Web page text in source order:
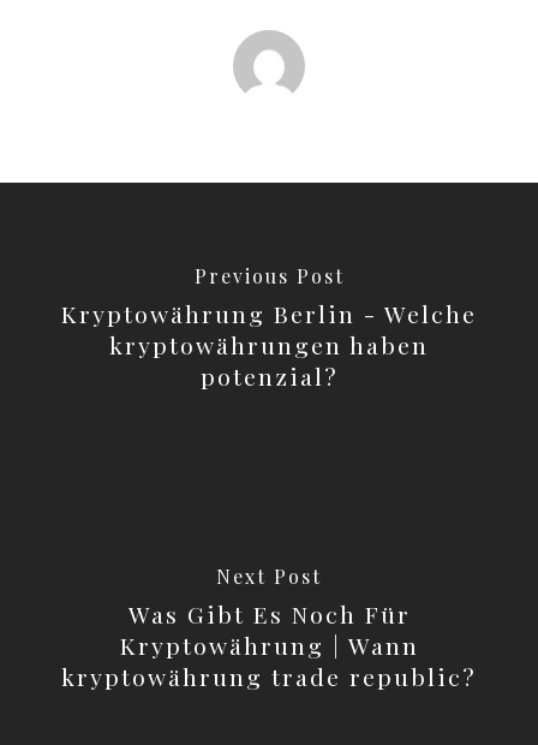
Previous Post
Kryptowährung Berlin - Welche
kryptowährungen haben
potenzial?
Next Post
Was Gibt Es Noch Für
Kryptowährung | Wann
kryptowährung trade republic?